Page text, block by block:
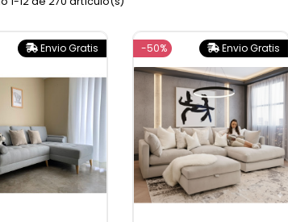
Envio Gratis Envio Gratis
-50%